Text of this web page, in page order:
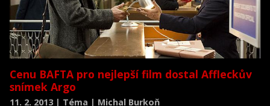
Cenu BAFTA pro nejlepší film dostal Affleckův
snímek Argo
11. 2. 2013 | Téma | Michal Burkoň